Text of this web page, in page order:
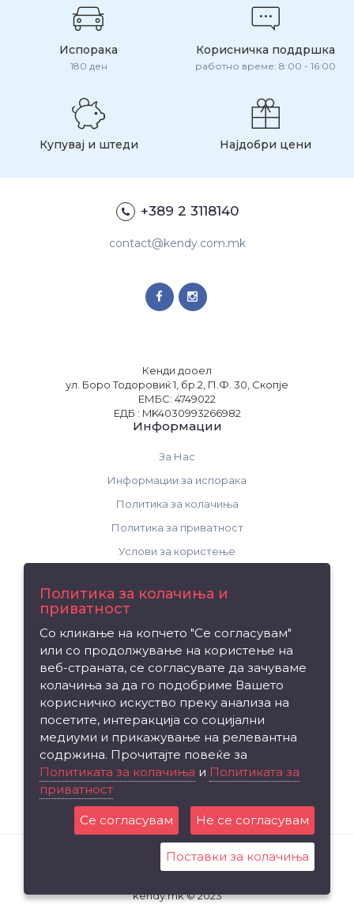
Испорака
180 ден
Корисничка поддршка
работно време: 8:00 - 16:00
Купувај и штеди Најдобри цени
+389 2 3118140
contact@kendy.com.mk
Кенди дооел
ул. Боро Тодоровиќ 1, бр.2, П.Ф. 30, Скопје
ЕМБС: 4749022
ЕДБ : MK4030993266982
Информации
За Нас
Информации за испорака
Политика за колачиња
Политика за приватност
Услови за користење
Рекламација на производ
Мапа на сајтот
Издвојуваме
Брендови
Вредносен ваучер
Партнерска програма
kendy.mk © 2023
Политика за колачиња и
приватност
Со кликање на копчето "Се согласувам"
или со продолжување на користење на
веб-страната, се согласувате да зачуваме
колачиња за да го подобриме Вашето
корисничко искуство преку анализа на
посетите, интеракција со социјални
медиуми и прикажување на релевантна
содржина. Прочитајте повеќе за
Политиката за колачиња и Политиката за
приватност
Се согласувам Не се согласувам
Поставки за колачиња